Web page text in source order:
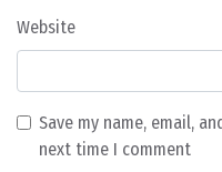
Website
Save my name, email,
next time I comment